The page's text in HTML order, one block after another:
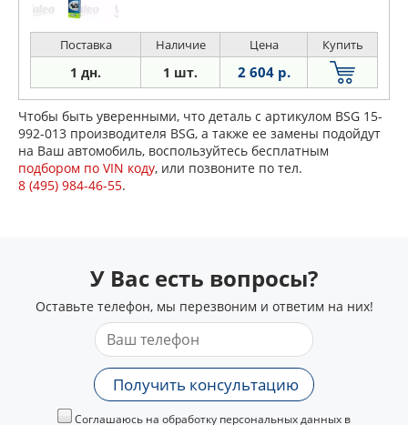
Поставка Наличие Цена Купить
1 дн. 1 шт. 2 604 р.
Чтобы быть уверенными, что деталь с артикулом BSG 15-
992-013 производителя BSG, а также ее замены подойдут
на Ваш автомобиль, воспользуйтесь бесплатным
подбором по VIN коду, или позвоните по тел.
8 (495) 984-46-55.
У Вас есть вопросы?
Оставьте телефон, мы перезвоним и ответим на них!
Получить консультацию
Соглашаюсь на обработку персональных данных в